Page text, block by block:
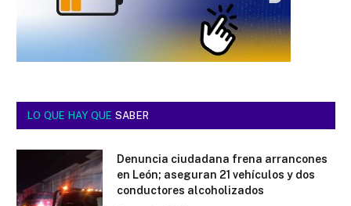
LO QUE HAY QUE SABER
Denuncia ciudadana frena arrancones
en León; aseguran 21 vehículos y dos
conductores alcoholizados